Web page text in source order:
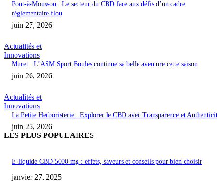
Pont-à-Mousson : Le secteur du CBD face aux défis d’un cadre
réglementaire flou
juin 27, 2026
Actualités et
Innovations
Muret : L’ASM Sport Boules continue sa belle aventure cette saison
juin 26, 2026
Actualités et
Innovations
La Petite Herboristerie : Explorer le CBD avec Transparence et
juin 25, 2026
LES PLUS POPULAIRES
E-liquide CBD 5000 mg : effets, saveurs et conseils pour bien choisir
janvier 27, 2025